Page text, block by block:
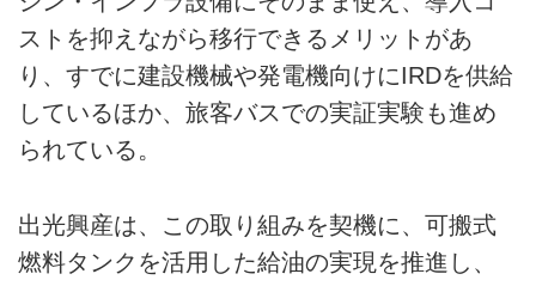
ストを抑えながら移行できるメリットがあ
り、すでに建設機械や発電機向けにIRDを供給
しているほか、旅客バスでの実証実験も進め
られている。
出光興産は、この取り組みを契機に、可搬式
燃料タンクを活用した給油の実現を推進し、